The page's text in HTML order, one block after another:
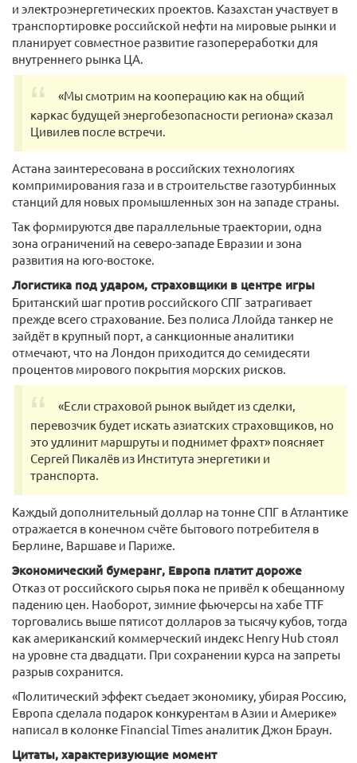
и электроэнергетических проектов. Казахстан участвует в
транспортировке российской нефти на мировые рынки и
планирует совместное развитие газопереработки для
внутреннего рынка ЦА.
«Мы смотрим на кооперацию как на общий
каркас будущей энергобезопасности региона» сказал
Цивилев после встречи.
Астана заинтересована в российских технологиях
компримирования газа и в строительстве газотурбинных
станций для новых промышленных зон на западе страны.
Так формируются две параллельные траектории, одна
зона ограничений на северо-западе Евразии и зона
развития на юго-востоке.
Логистика под ударом, страховщики в центре игры
Британский шаг против российского СПГ затрагивает
прежде всего страхование. Без полиса Ллойда танкер не
зайдёт в крупный порт, а санкционные аналитики
отмечают, что на Лондон приходится до семидесяти
процентов мирового покрытия морских рисков.
«Если страховой рынок выйдет из сделки,
перевозчик будет искать азиатских страховщиков, но
это удлинит маршруты и поднимет фрахт» поясняет
Сергей Пикалёв из Института энергетики и
транспорта.
Каждый дополнительный доллар на тонне СПГ в Атлантике
отражается в конечном счёте бытового потребителя в
Берлине, Варшаве и Париже.
Экономический бумеранг, Европа платит дороже
Отказ от российского сырья пока не привёл к обещанному
падению цен. Наоборот, зимние фьючерсы на хабе TTF
торговались выше пятисот долларов за тысячу кубов, тогда
как американский коммерческий индекс Henry Hub стоял
на уровне ста двадцати. При сохранении курса на запреты
разрыв сохранится.
«Политический эффект съедает экономику, убирая Россию,
Европа сделала подарок конкурентам в Азии и Америке»
написал в колонке Financial Times аналитик Джон Браун.
Цитаты, характеризующие момент